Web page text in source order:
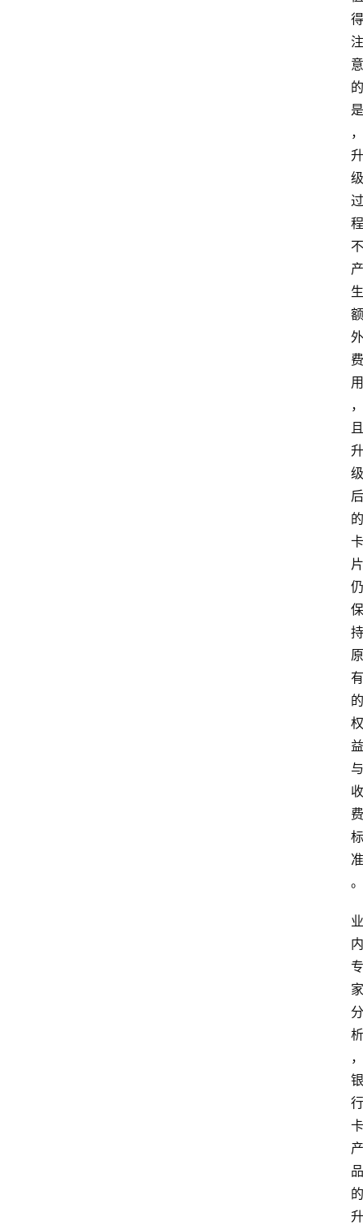
得
注
意
的
是
，
升
级
过
程
不
产
生
额
外
费
用
，
且
升
级
后
的
卡
片
仍
保
持
原
有
的
权
益
与
收
费
标
准
。
业
内
专
家
分
析
，
银
行
卡
产
品
的
升